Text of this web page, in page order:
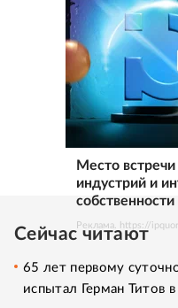
Место
индустрий и
собственности
Реклама. https://
Сейчас читают
65 лет первому
испытал Герман Титов